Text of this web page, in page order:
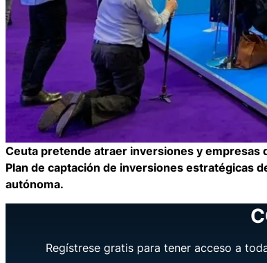
Ceuta pretende atraer inversiones y empresas
Plan de captación de inversiones estratégicas
autónoma.
Regístrese gratis para tener acceso a